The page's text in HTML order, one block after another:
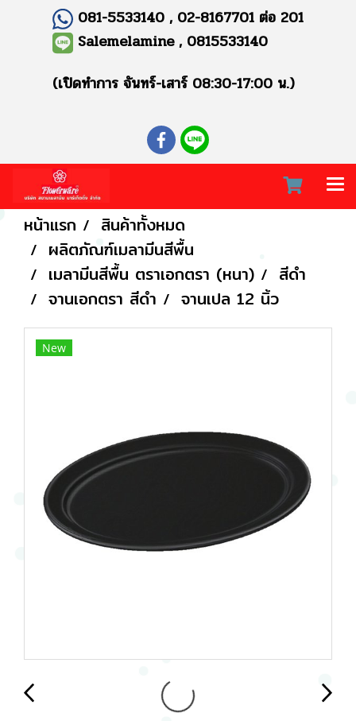
081-5533140 , 02-8167701 ต่อ 201
Salemelamine , 0815533140
(เปิดทำการ จันทร์-เสาร์ 08:30-17:00 น.)
หน้าแรก
สินค้าทั้งหมด
ผลิตภัณฑ์เมลามีนสีพื้น
เมลามีนสีพื้น ตราเอกตรา (หนา)
สีดำ
จานเอกตรา สีดำ
จานเปล 12 นิ้ว
New